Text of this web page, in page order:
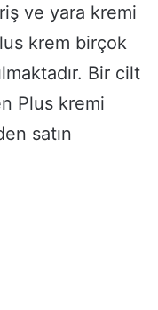
ve yara kremi
krem birçok
Bir cilt
Plus kremi
satın